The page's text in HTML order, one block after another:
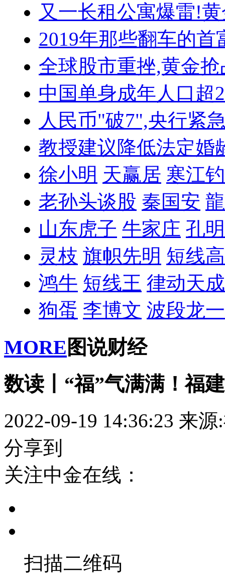
又一长租公寓爆雷!
2019年那些翻车的首
全球股市重挫,黄金抢
中国单身成年人口超
人民币"破7",央行紧
教授建议降低法定婚
徐小明 天赢居 寒江
老孙头谈股 秦国安
山东虎子 牛家庄 孔
灵枝 旗帜先明 短线
鸿牛 短线王 律动天成
狗蛋 李博文 波段龙一
MORE 图说财经
数读丨“福”气满满！福
2022-09-19 14:36:23 来源
分享到
关注中金在线：
扫描二维码